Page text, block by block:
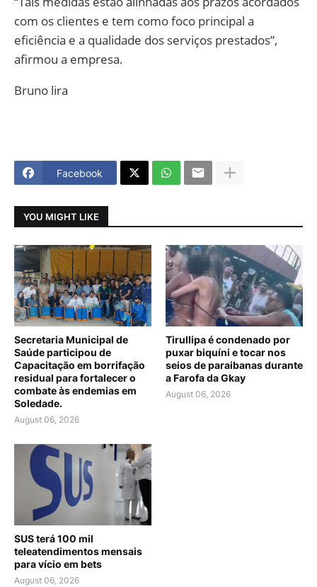
com os clientes e tem como foco principal a
eficiência e a qualidade dos serviços prestados”,
afirmou a empresa.
Bruno lira
Facebook
YOU MIGHT LIKE
Secretaria Municipal de
Saúde participou de
Capacitação em borrifação
residual para fortalecer o
combate às endemias em
Soledade.
August 06, 2026
Tirullipa é condenado por
puxar biquíni e tocar nos
seios de paraibanas durante
a Farofa da Gkay
August 06, 2026
SUS terá 100 mil
teleatendimentos mensais
para vício em bets
August 06, 2026